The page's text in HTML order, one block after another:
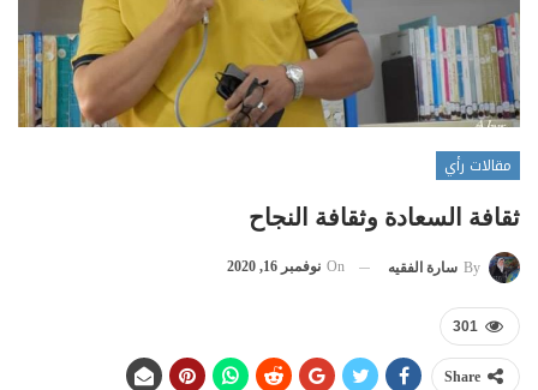
مقالات رأي
ثقافة السعادة وثقافة النجاح
By سارة الفقيه On نوفمبر 16, 2020
301
Share